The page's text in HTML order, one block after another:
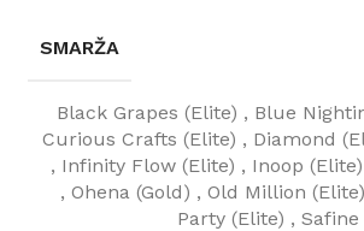
Flīzes
Skatīt
Dekoratīvās
SMARŽA
Black Grapes (Elite) , Blue
Curious Crafts (Elite) , Diamond
, Infinity Flow (Elite) , Inoop (Elite)
, Ohena (Gold) , Old Million (Elite)
Party (Elite) , Safine